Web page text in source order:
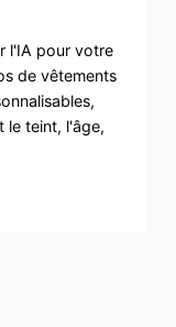
l'IA pour votre
de vêtements
le teint, l'âge,